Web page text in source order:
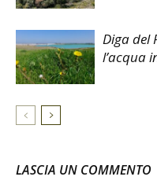
Diga del
l’acqua
LASCIA UN COMMENTO